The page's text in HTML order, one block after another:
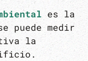
es la
puede medir
la